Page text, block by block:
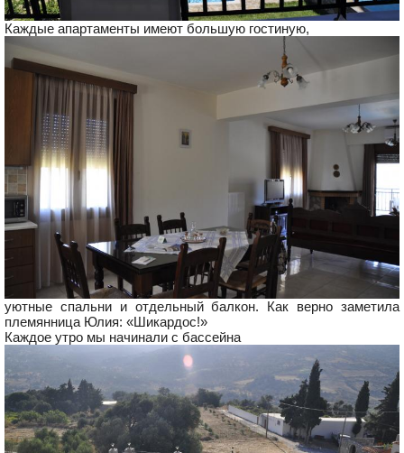
Каждые апартаменты имеют большую гостиную,
уютные спальни и отдельный балкон. Как верно заметила
племянница Юлия: «Шикардос!»
Каждое утро мы начинали с бассейна